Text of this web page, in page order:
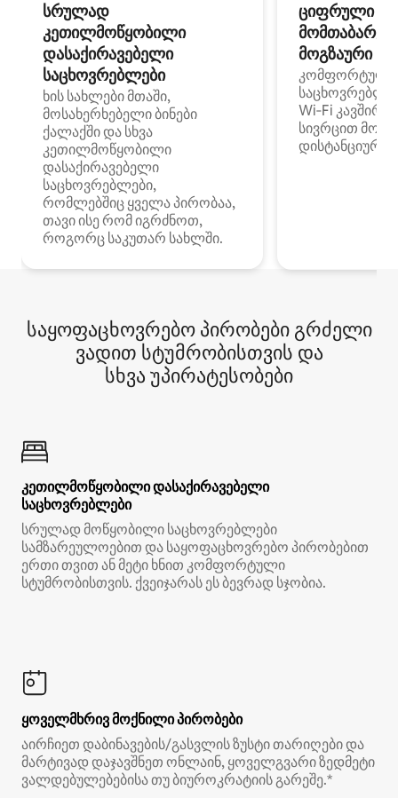
სრულად
კეთილმოწყობილი
დასაქირავებელი
საცხოვრებლები
ხის სახლები მთაში,
მოსახერხებელი ბინები
ქალაქში და სხვა
კეთილმოწყობილი
დასაქირავებელი
საცხოვრებლები,
რომლებშიც ყველა პირობაა,
თავი ისე რომ იგრძნოთ,
როგორც საკუთარ სახლში.
ციფრული
მოგზაური
კომფორტული
Wi‑Fi
სივრცით
დისტანციური
საყოფაცხოვრებო პირობები გრძელი
ვადით სტუმრობისთვის და
სხვა უპირატესობები
კეთილმოწყობილი დასაქირავებელი
საცხოვრებლები
სრულად მოწყობილი საცხოვრებლები
სამზარეულოებით და საყოფაცხოვრებო პირობებით
ერთი თვით ან მეტი ხნით კომფორტული
სტუმრობისთვის. ქვეიჯარას ეს ბევრად სჯობია.
ყოველმხრივ მოქნილი პირობები
აირჩიეთ დაბინავების/გასვლის ზუსტი თარიღები და
მარტივად დაჯავშნეთ ონლაინ, ყოველგვარი ზედმეტი
ვალდებულებებისა თუ ბიუროკრატიის გარეშე.*